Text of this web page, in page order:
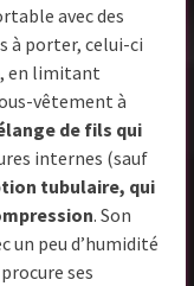
avec des
à porter, celui-ci
, en limitant
vêtement à
de fils qui
internes (sauf
tubulaire, qui
. Son
peu d’humidité
ses